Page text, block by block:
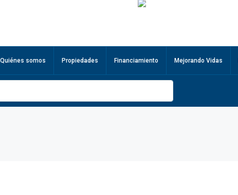
Quiénes somos Propiedades Financiamiento Mejorando Vidas